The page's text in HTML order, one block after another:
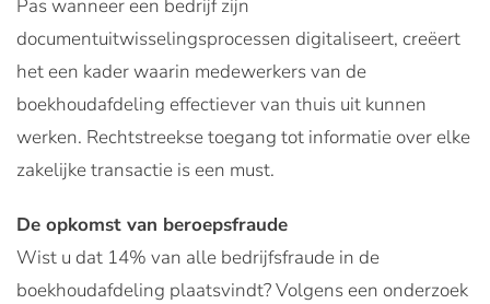
Pas wanneer een bedrijf zijn
documentuitwisselingsprocessen digitaliseert, creëert
het een kader waarin medewerkers van de
boekhoudafdeling effectiever van thuis uit kunnen
werken. Rechtstreekse toegang tot informatie over elke
zakelijke transactie is een must.
De opkomst van beroepsfraude
Wist u dat 14% van alle bedrijfsfraude in de
boekhoudafdeling plaatsvindt?Volgens een onderzoek